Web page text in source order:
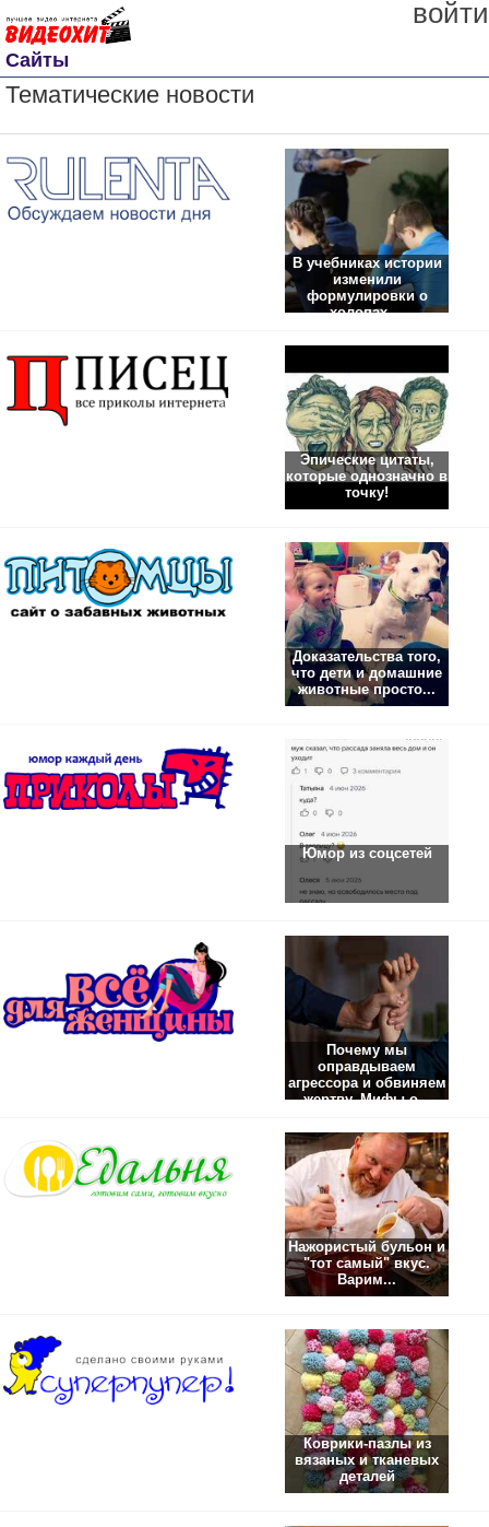
войти
Сайты
Тематические новости
В учебниках истории
изменили
формулировки о
холопах,...
Эпические цитаты,
которые однозначно в
точку!
Доказательства того,
что дети и домашние
животные просто...
Юмор из соцсетей
Почему мы
оправдываем
агрессора и обвиняем
жертву. Мифы о...
Нажористый бульон и
"тот самый" вкус.
Варим...
Коврики-пазлы из
вязаных и тканевых
деталей